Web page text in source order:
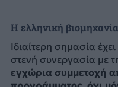
Η ελληνική
Ιδιαίτερη σημασία
στενή συνεργασία με
εγχώρια συμμετοχή